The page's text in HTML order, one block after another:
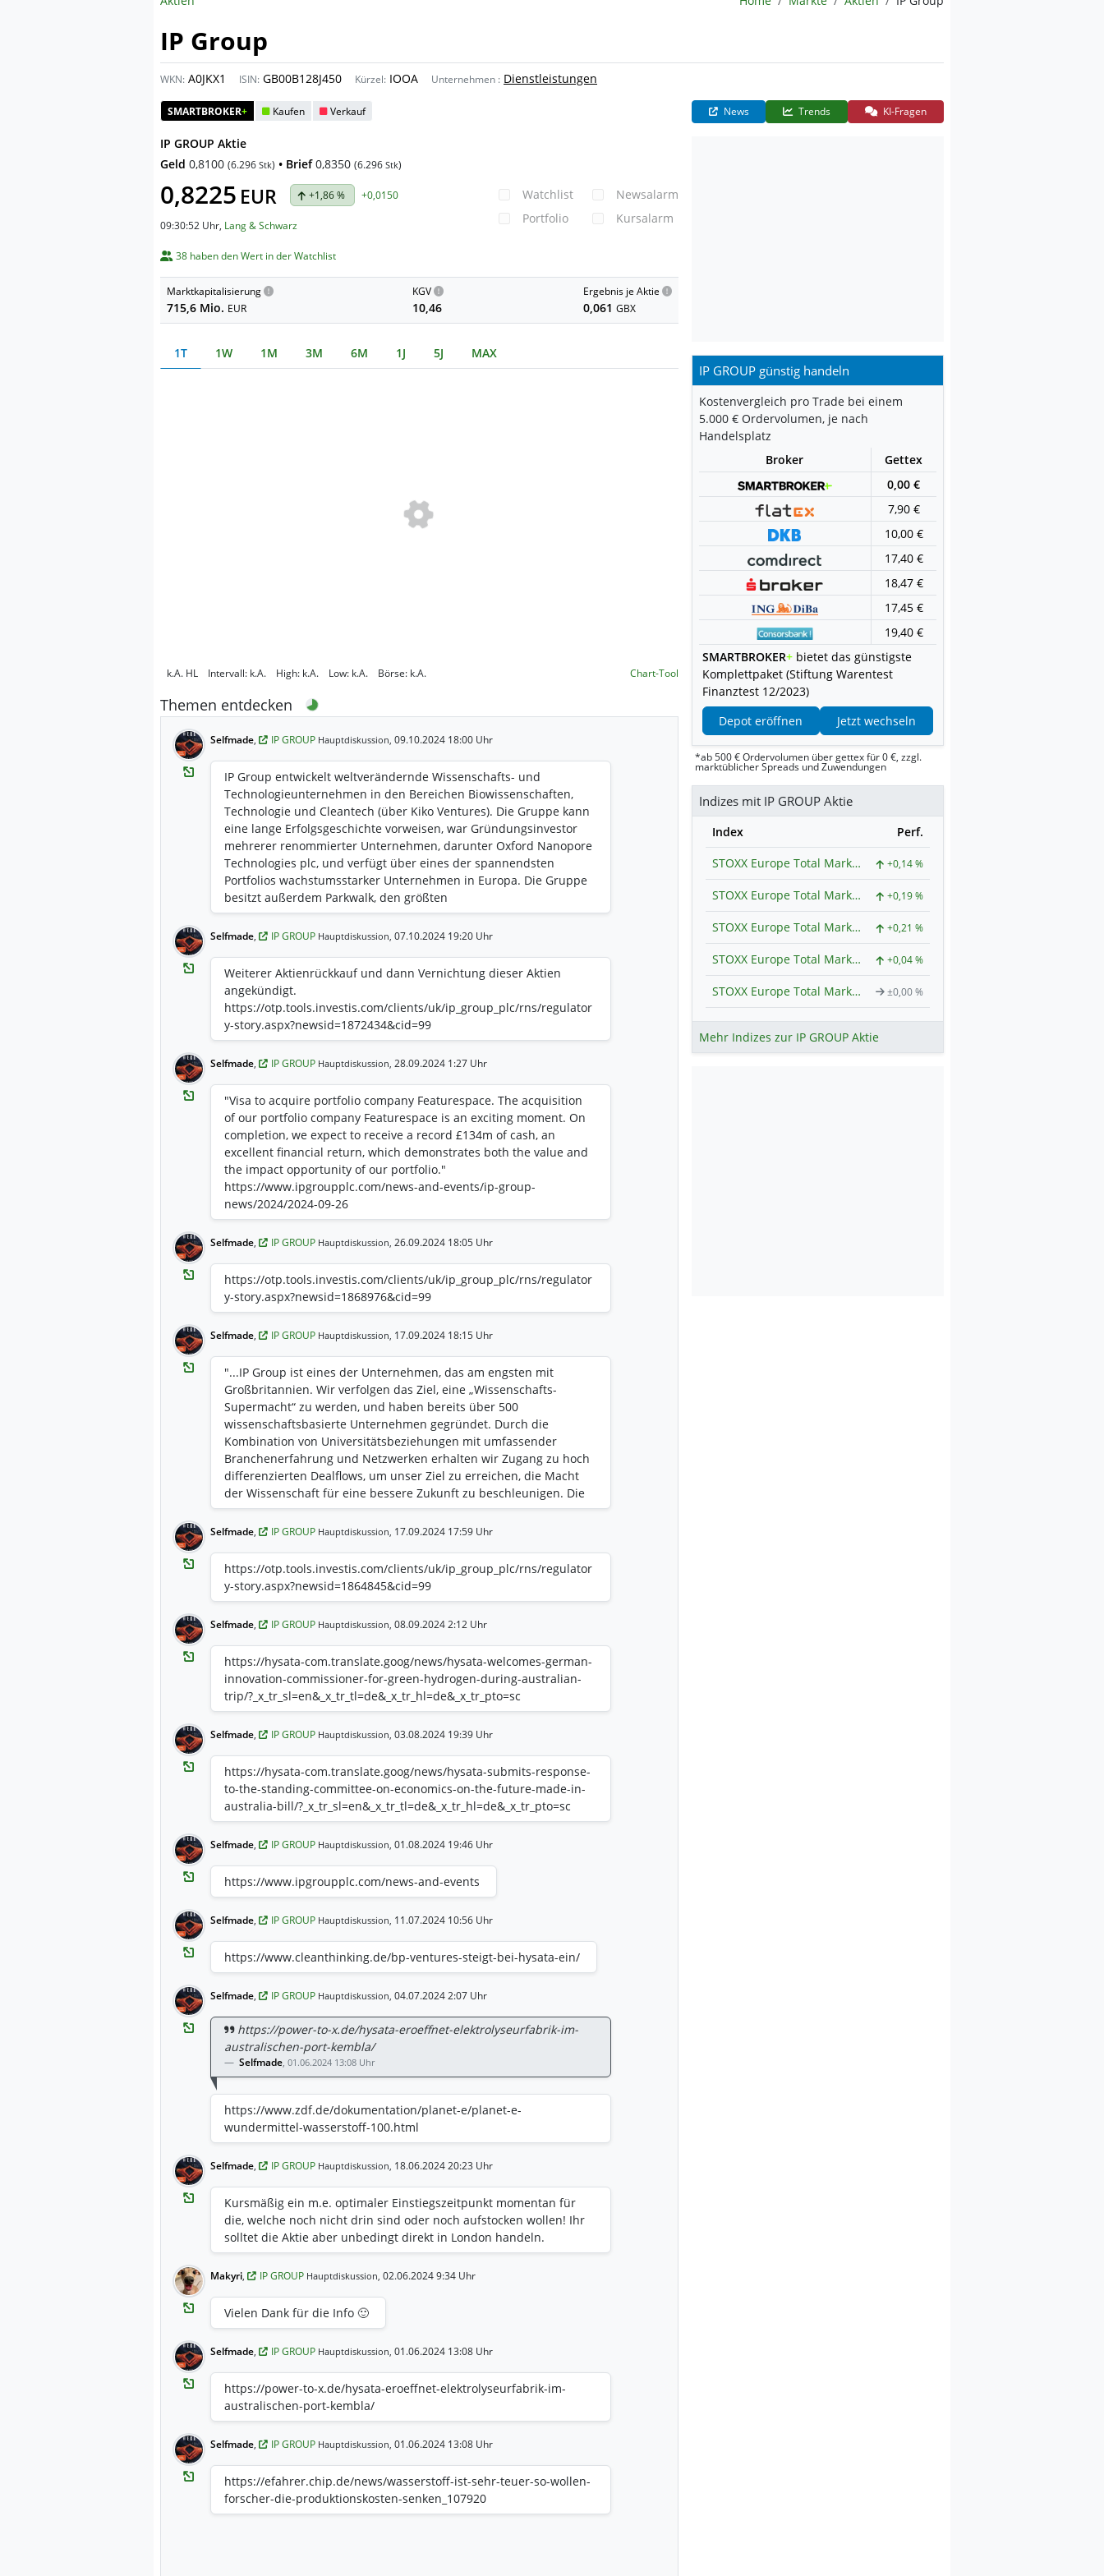
IP Group
WKN: A0JKX1 ISIN: GB00B128J450 Kürzel: IOOA Unternehmen : Dienstleistungen
SMARTBROKER+ Kaufen Verkauf
IP GROUP Aktie
Geld 0,8100 (6.296 Stk) • Brief 0,8350 (6.296 Stk)
0,8225 EUR +1,86 % +0,0150
09:30:52 Uhr, Lang & Schwarz
Watchlist
Portfolio
Newsalarm
Kursalarm
38 haben den Wert in der Watchlist
Marktkapitalisierung
715,6 Mio. EUR
KGV
10,46
Ergebnis je Aktie
0,061 GBX
1T 1W 1M 3M 6M 1J 5J MAX
k.A. HL Intervall: k.A. High: k.A. Low: k.A. Börse: k.A. Chart-Tool
Themen entdecken
Selfmade, IP GROUP Hauptdiskussion, 09.10.2024 18:00 Uhr
IP Group entwickelt weltverändernde Wissenschafts- und
Technologieunternehmen in den Bereichen Biowissenschaften,
Technologie und Cleantech (über Kiko Ventures). Die Gruppe kann
eine lange Erfolgsgeschichte vorweisen, war Gründungsinvestor
mehrerer renommierter Unternehmen, darunter Oxford Nanopore
Technologies plc, und verfügt über eines der spannendsten
Portfolios wachstumsstarker Unternehmen in Europa. Die Gruppe
besitzt außerdem Parkwalk, den größten
Wachstumsfondsmanager in Großbritannien, der
weltverändernde Technologien aus den führenden britischen
ist am Hauptmarkt der Londoner Börse unter dem Kürzel IPO
notiert. Weitere Informationen finden Sie auf unserer Website
unter www.ipgroupplc.com
Selfmade, IP GROUP Hauptdiskussion, 07.10.2024 19:20 Uhr
Weiterer Aktienrückkauf und dann Vernichtung dieser Aktien
angekündigt.
https://otp.tools.investis.com/clients/uk/ip_group_plc/rns/regulator
y-story.aspx?newsid=1872434&cid=99
Selfmade, IP GROUP Hauptdiskussion, 28.09.2024 1:27 Uhr
"Visa to acquire portfolio company Featurespace. The acquisition
of our portfolio company Featurespace is an exciting moment. On
completion, we expect to receive a record £134m of cash, an
excellent financial return, which demonstrates both the value and
the impact opportunity of our portfolio."
https://www.ipgroupplc.com/news-and-events/ip-group-
news/2024/2024-09-26
Selfmade, IP GROUP Hauptdiskussion, 26.09.2024 18:05 Uhr
https://otp.tools.investis.com/clients/uk/ip_group_plc/rns/regulator
y-story.aspx?newsid=1868976&cid=99
Selfmade, IP GROUP Hauptdiskussion, 17.09.2024 18:15 Uhr
"...IP Group ist eines der Unternehmen, das am engsten mit
Großbritannien. Wir verfolgen das Ziel, eine „Wissenschafts-
Supermacht“ zu werden, und haben bereits über 500
wissenschaftsbasierte Unternehmen gegründet. Durch die
Kombination von Universitätsbeziehungen mit umfassender
Branchenerfahrung und Netzwerken erhalten wir Zugang zu hoch
differenzierten Dealflows, um unser Ziel zu erreichen, die Macht
der Wissenschaft für eine bessere Zukunft zu beschleunigen. Die
Gruppe ist einer der weltweit größten und erfahrensten
Investoren in universitäres geistiges Eigentum. Wir glauben
von Unternehmen, die verbesserte Gesundheitsergebnisse, die
Energiewende und die digitale Transformation vorantreiben,
einen erheblichen Einfluss auf einige der größten Bedürfnisse der
finanzielle Renditen bieten können. Unser aktuelles Portfolio
umfasst eine Reihe von Unternehmen, darunter Oxford Nanopore,
Istesso, Featurespace, Oxa, Hysata, First Light Fusion und Hinge
Health, mit dem Potenzial für Ausstiegsbewertungen in
Milliardenhöhe..."
Selfmade, IP GROUP Hauptdiskussion, 17.09.2024 17:59 Uhr
https://otp.tools.investis.com/clients/uk/ip_group_plc/rns/regulator
y-story.aspx?newsid=1864845&cid=99
Selfmade, IP GROUP Hauptdiskussion, 08.09.2024 2:12 Uhr
https://hysata-com.translate.goog/news/hysata-welcomes-german-
innovation-commissioner-for-green-hydrogen-during-australian-
trip/?_x_tr_sl=en&_x_tr_tl=de&_x_tr_hl=de&_x_tr_pto=sc
Selfmade, IP GROUP Hauptdiskussion, 03.08.2024 19:39 Uhr
https://hysata-com.translate.goog/news/hysata-submits-response-
to-the-standing-committee-on-economics-on-the-future-made-in-
australia-bill/?_x_tr_sl=en&_x_tr_tl=de&_x_tr_hl=de&_x_tr_pto=sc
Selfmade, IP GROUP Hauptdiskussion, 01.08.2024 19:46 Uhr
https://www.ipgroupplc.com/news-and-events
Selfmade, IP GROUP Hauptdiskussion, 11.07.2024 10:56 Uhr
https://www.cleanthinking.de/bp-ventures-steigt-bei-hysata-ein/
Selfmade, IP GROUP Hauptdiskussion, 04.07.2024 2:07 Uhr
https://power-to-x.de/hysata-eroeffnet-elektrolyseurfabrik-im-
australischen-port-kembla/
Selfmade, 01.06.2024 13:08 Uhr
https://www.zdf.de/dokumentation/planet-e/planet-e-
wundermittel-wasserstoff-100.html
Selfmade, IP GROUP Hauptdiskussion, 18.06.2024 20:23 Uhr
Kursmäßig ein m.e. optimaler Einstiegszeitpunkt momentan für
die, welche noch nicht drin sind oder noch aufstocken wollen! Ihr
solltet die Aktie aber unbedingt direkt in London handeln.
Makyri, IP GROUP Hauptdiskussion, 02.06.2024 9:34 Uhr
Vielen Dank für die Info 🙂
Selfmade, IP GROUP Hauptdiskussion, 01.06.2024 13:08 Uhr
https://power-to-x.de/hysata-eroeffnet-elektrolyseurfabrik-im-
australischen-port-kembla/
Selfmade, IP GROUP Hauptdiskussion, 01.06.2024 13:08 Uhr
https://efahrer.chip.de/news/wasserstoff-ist-sehr-teuer-so-wollen-
forscher-die-produktionskosten-senken_107920
News Trends KI-Fragen
IP GROUP günstig handeln
Kostenvergleich pro Trade bei einem
5.000 € Ordervolumen, je nach
Handelsplatz
Broker
Gettex
0,00 €
7,90 €
10,00 €
17,40 €
18,47 €
17,45 €
19,40 €
SMARTBROKER+bietet das günstigste
Komplettpaket (Stiftung Warentest
Finanztest 12/2023)
Depot eröffnen
Jetzt wechseln
*ab 500 € Ordervolumen über gettex für 0 €, zzgl.
marktüblicher Spreads und Zuwendungen
Indizes mit IP GROUP Aktie
Index
Perf.
STOXX Europe Total Market USD (Net Return) Index
+0,14 %
STOXX Europe Total Market Small EUR (Net Return) Index +0,19 %
STOXX Europe Total Market EUR (Net Return) Index +0,21 %
STOXX Europe Total Market Small USD (Net Return) Index +0,04 %
STOXX Europe Total Market USD (Price) Index ±0,00 %
Mehr Indizes zur IP GROUP Aktie